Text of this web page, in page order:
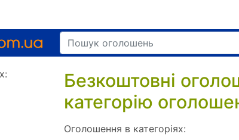
Безкоштовні
категорію
Оголошення в категоріях: